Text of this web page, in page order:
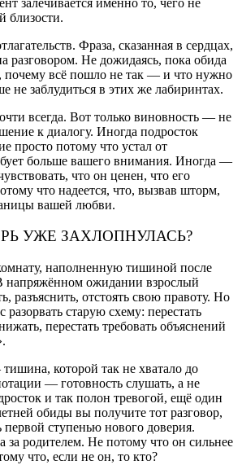
близости.
Фраза, сказанная в сердцах,
разговором. Не дожидаясь, пока обида
почему всё пошло не так — и что нужно
не заблудиться в этих же лабиринтах.
всегда. Вот только виновность — не
к диалогу. Иногда подросток
просто потому что устал от
больше вашего внимания. Иногда —
что он ценен, что его
что надеется, что, вызвав шторм,
вашей любви.
УЖЕ ЗАХЛОПНУЛАСЬ?
наполненную тишиной после
напряжённом ожидании взрослый
разъяснить, отстоять свою правоту. Но
разорвать старую схему: перестать
перестать требовать объяснений
которой так не хватало до
— готовность слушать, а не
и так полон тревогой, ещё один
обиды вы получите тот разговор,
первой ступенью нового доверия.
родителем. Не потому что он сильнее
что, если не он, то кто?